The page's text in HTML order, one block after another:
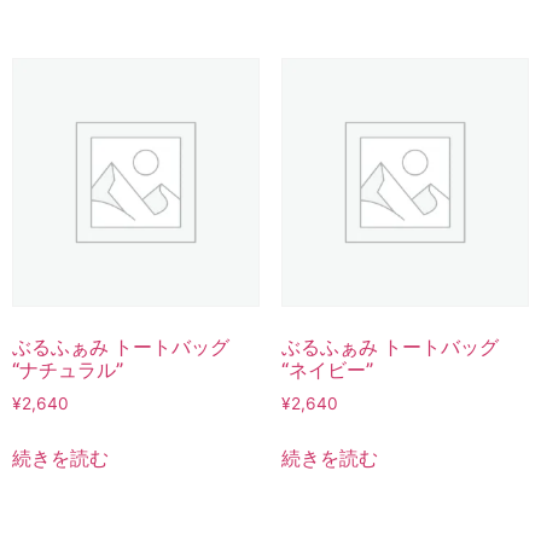
ぶるふぁみ トートバッグ
“ナチュラル”
¥2,640
続きを読む
ぶるふぁみ トートバッグ
“ネイビー”
¥2,640
続きを読む